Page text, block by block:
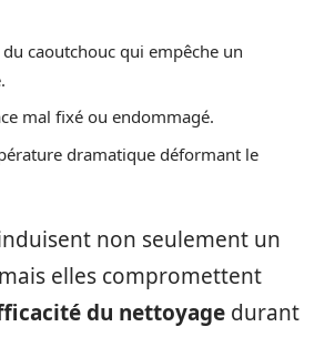
caoutchouc qui empêche un
mal fixé ou endommagé.
dramatique déformant le
non seulement un
elles compromettent
du nettoyage durant